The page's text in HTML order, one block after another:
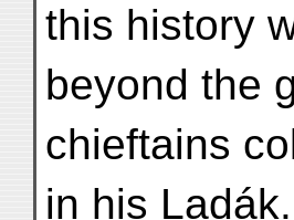
this history
beyond the
chieftains
in his